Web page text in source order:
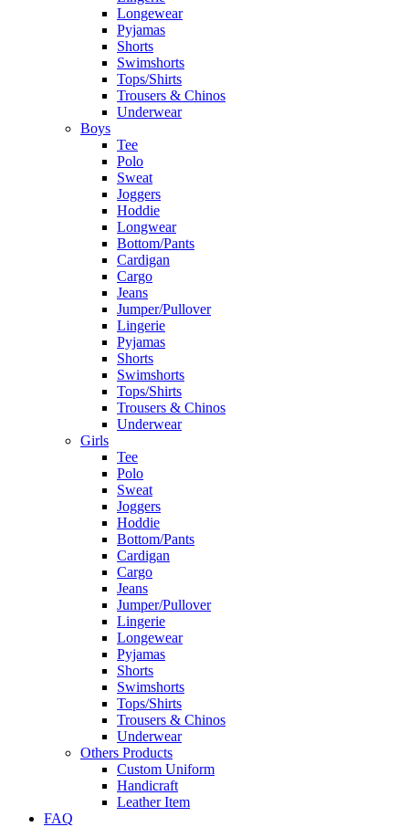
Longewear
Pyjamas
Shorts
Swimshorts
Tops/Shirts
Trousers & Chinos
Underwear
Boys
Tee
Polo
Sweat
Joggers
Hoddie
Longwear
Bottom/Pants
Cardigan
Cargo
Jeans
Jumper/Pullover
Lingerie
Pyjamas
Shorts
Swimshorts
Tops/Shirts
Trousers & Chinos
Underwear
Girls
Tee
Polo
Sweat
Joggers
Hoddie
Bottom/Pants
Cardigan
Cargo
Jeans
Jumper/Pullover
Lingerie
Longewear
Pyjamas
Shorts
Swimshorts
Tops/Shirts
Trousers & Chinos
Underwear
Others Products
Custom Uniform
Handicraft
Leather Item
FAQ